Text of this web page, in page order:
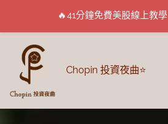
Chopin 投資夜曲⭐
🔥41分鐘免費美股線上教學